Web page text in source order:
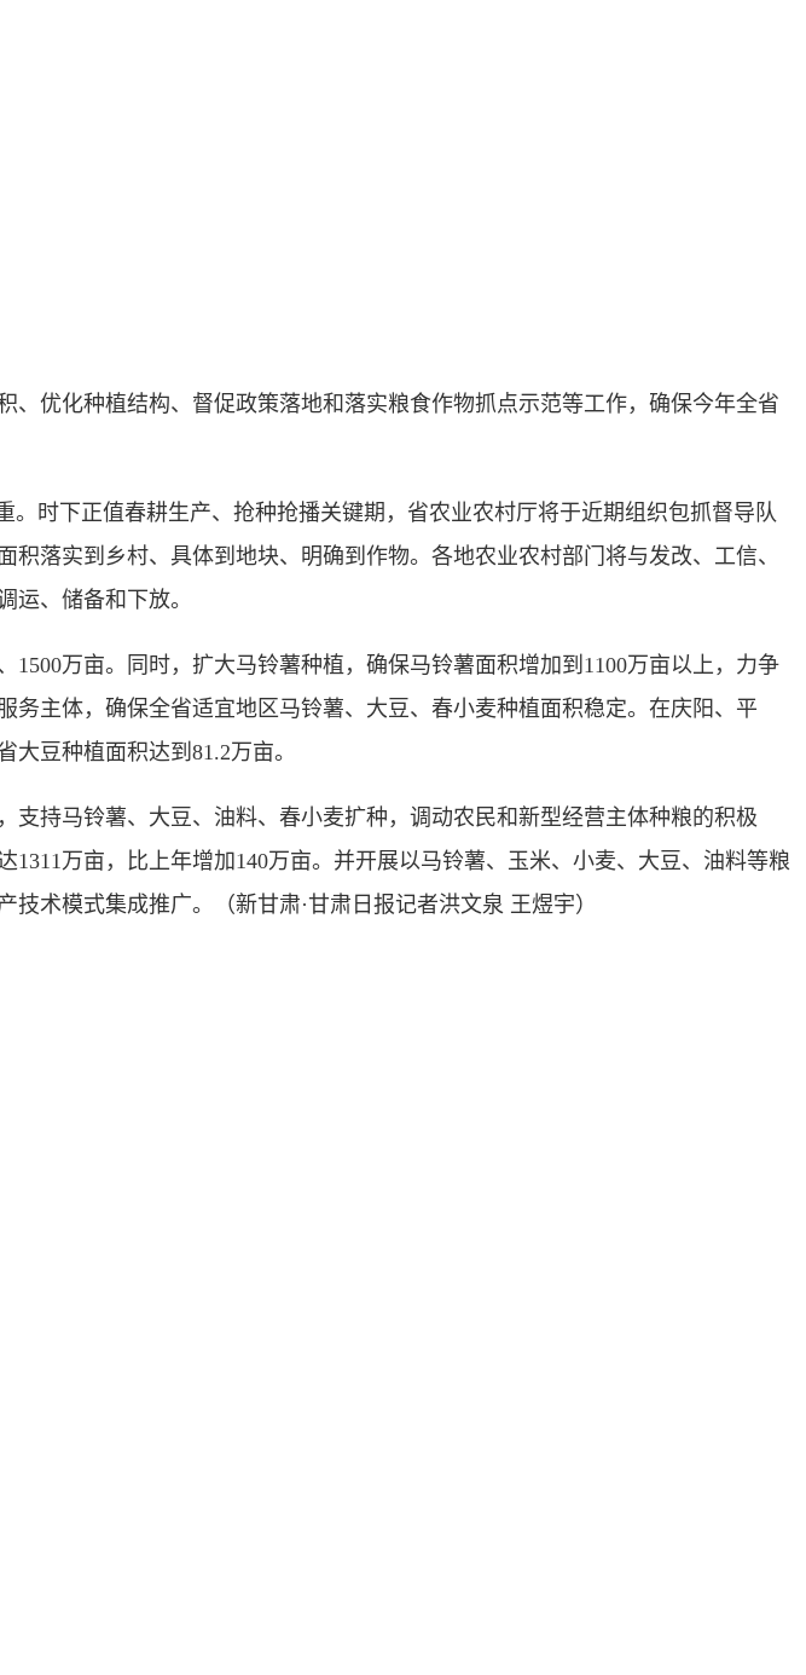
优化种植结构、督促政策落地和落实粮食作物抓点示范等工作，确保今年全省
时下正值春耕生产、抢种抢播关键期，省农业农村厅将于近期组织包抓督导队
落实到乡村、具体到地块、明确到作物。各地农业农村部门将与发改、工信、
运、储备和下放。
万亩。同时，扩大马铃薯种植，确保马铃薯面积增加到1100万亩以上，力争
主体，确保全省适宜地区马铃薯、大豆、春小麦种植面积稳定。在庆阳、平
豆种植面积达到81.2万亩。
持马铃薯、大豆、油料、春小麦扩种，调动农民和新型经营主体种粮的积极
万亩，比上年增加140万亩。并开展以马铃薯、玉米、小麦、大豆、油料等粮
技术模式集成推广。
（新甘肃·甘肃日报记者洪文泉 王煜宇）